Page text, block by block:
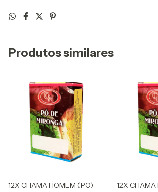
Produtos similares
12X CHAMA HOMEM (PO) 12X CHAMA